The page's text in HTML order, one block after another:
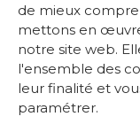
de mieux
mettons en
notre site web.
l'ensemble des
leur finalité et
paramétrer.